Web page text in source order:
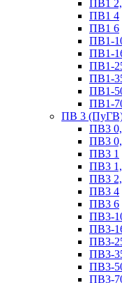
ПВ1
ПВ1 4
ПВ1 6
ПВ1-
ПВ1-
ПВ1-
ПВ1-
ПВ1-
ПВ1-
ПВ 3
ПВ3
ПВ3
ПВ3 1
ПВ3
ПВ3
ПВ3 4
ПВ3 6
ПВ3-
ПВ3-
ПВ3-
ПВ3-
ПВ3-
ПВ3-